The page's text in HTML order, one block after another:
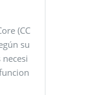
(CC
su